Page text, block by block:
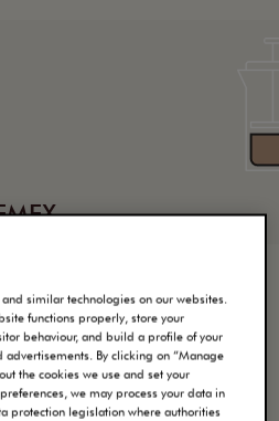
similar technologies on our websites.
functions properly, store your
behaviour, and build a profile of your
By clicking on “Manage
the cookies we use and set your
we may process your data in
protection legislation where authorities